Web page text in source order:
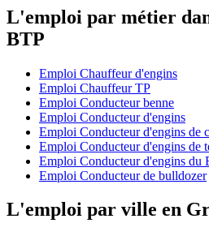
L'emploi par métier
BTP
Emploi Chauffeur d'engins
Emploi Chauffeur TP
Emploi Conducteur benne
Emploi Conducteur d'engins
Emploi Conducteur d'engins de
Emploi Conducteur d'engins de
Emploi Conducteur d'engins du
Emploi Conducteur de bulldozer
L'emploi par ville en